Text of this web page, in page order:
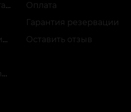
Voice of Culture: Ностальгия по 2000-м
Перманентный макияж
Тату-мир Zinaida Vishenka
Оплата
Гарантия резервации
Оставить отзыв